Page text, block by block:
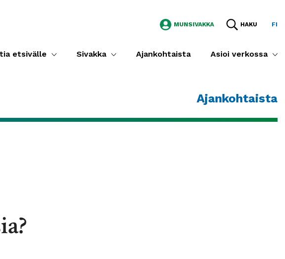
MUNSIVAKKA HAKU FI
etsivälle Sivakka Ajankohtaista Asioi verkossa
Ajankohtaista